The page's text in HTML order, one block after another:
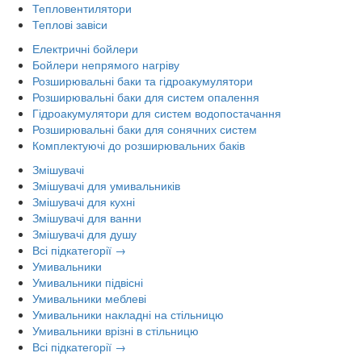
Тепловентилятори
Теплові завіси
Електричні бойлери
Бойлери непрямого нагріву
Розширювальні баки та гідроакумулятори
Розширювальні баки для систем опалення
Гідроакумулятори для систем водопостачання
Розширювальні баки для сонячних систем
Комплектуючі до розширювальних баків
Змішувачі
Змішувачі для умивальників
Змішувачі для кухні
Змішувачі для ванни
Змішувачі для душу
Всі підкатегорії →
Умивальники
Умивальники підвісні
Умивальники меблеві
Умивальники накладні на стільницю
Умивальники врізні в стільницю
Всі підкатегорії →